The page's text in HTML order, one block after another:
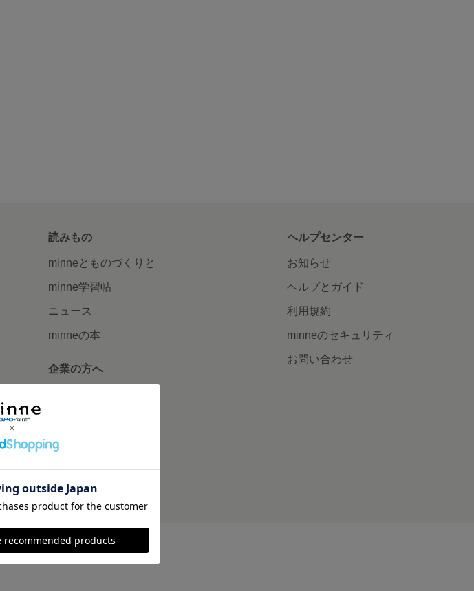
読みもの
minneとものづくりと
minne学習帖
ニュース
minneの本
企業の方へ
ヘルプセンター
お知らせ
ヘルプとガイド
利用規約
minneのセキュリティ
お問い合わせ
採用情報 メディアキット
All rights reserved.